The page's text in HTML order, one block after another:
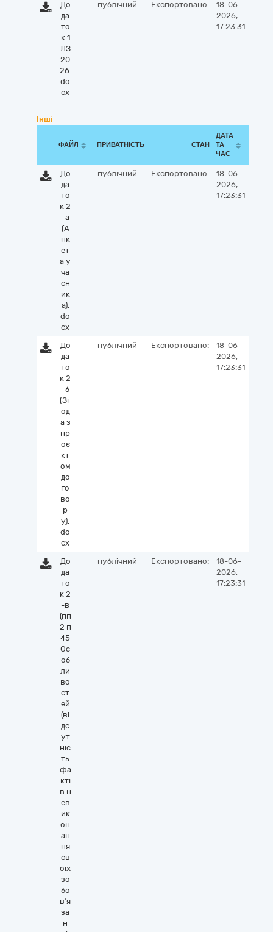
До
да
то
к 1
ЛЗ
20
26.
do
cx
публічний Експортовано:
18-06-
2026,
17:23:31
Інші
ФАЙЛ ПРИВАТНІСТЬ СТАН
ДАТА
ТА
ЧАС
До
да
то
к 2
-а
(А
нк
ет
а у
ча
сн
ик
а).
do
cx
публічний Експортовано:
18-06-
2026,
17:23:31
До
да
то
к 2
-б
(Зг
од
а з
пр
оє
кт
ом
до
го
во
р
у).
do
cx
публічний Експортовано:
18-06-
2026,
17:23:31
До
да
то
к 2
-в
(пп
2 п
45
Ос
об
ли
во
ст
ей
(ві
дс
ут
ніс
ть
фа
кті
в н
ев
ик
он
ан
ня
св
оїх
зо
бо
в’я
за
н
публічний Експортовано:
18-06-
2026,
17:23:31